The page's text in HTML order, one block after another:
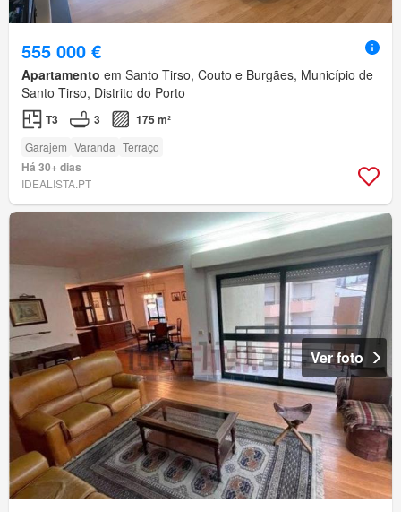
555 000 €
Apartamento em Santo Tirso, Couto e Burgães, Município de
Santo Tirso, Distrito do Porto
T3 3 175 m²
Garajem Varanda Terraço
Há 30+ dias
IDEALISTA.PT
Ver foto